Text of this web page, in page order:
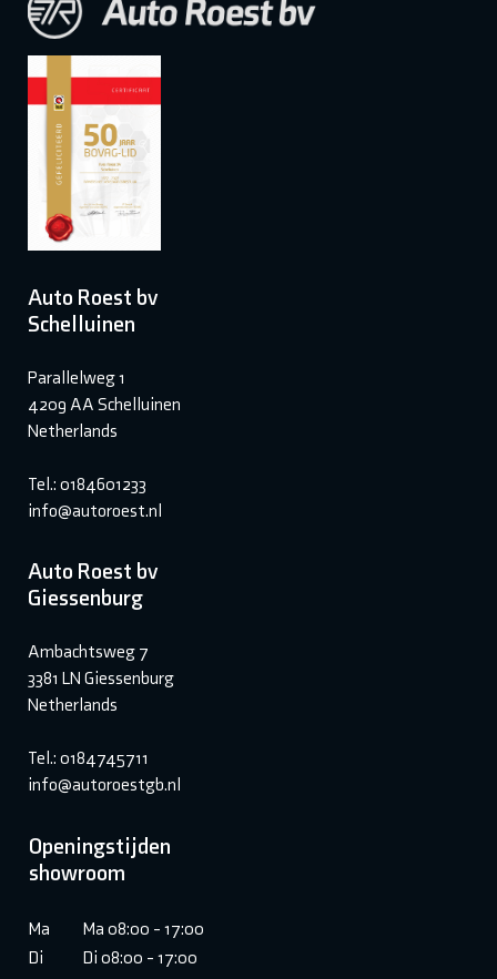
Auto Roest bv
Schelluinen
Parallelweg 1
4209 AA Schelluinen
Netherlands
Tel.: 0184601233
info@autoroest.nl
Auto Roest bv
Giessenburg
Ambachtsweg 7
3381 LN Giessenburg
Netherlands
Tel.: 0184745711
info@autoroestgb.nl
Openingstijden
showroom
Ma
Ma 08:00 - 17:00
Di
Di 08:00 - 17:00